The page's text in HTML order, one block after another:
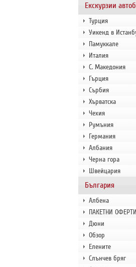
Екскурзии
Турция
Уикенд в
Памуккале
Италия
С. Македония
Гърция
Сърбия
Хърватска
Чехия
Румъния
Германия
Албания
Черна гора
Швейцария
България
Албена
ПАКЕТНИ ОФЕРТИ
Дюни
Обзор
Елените
Слънчев бряг